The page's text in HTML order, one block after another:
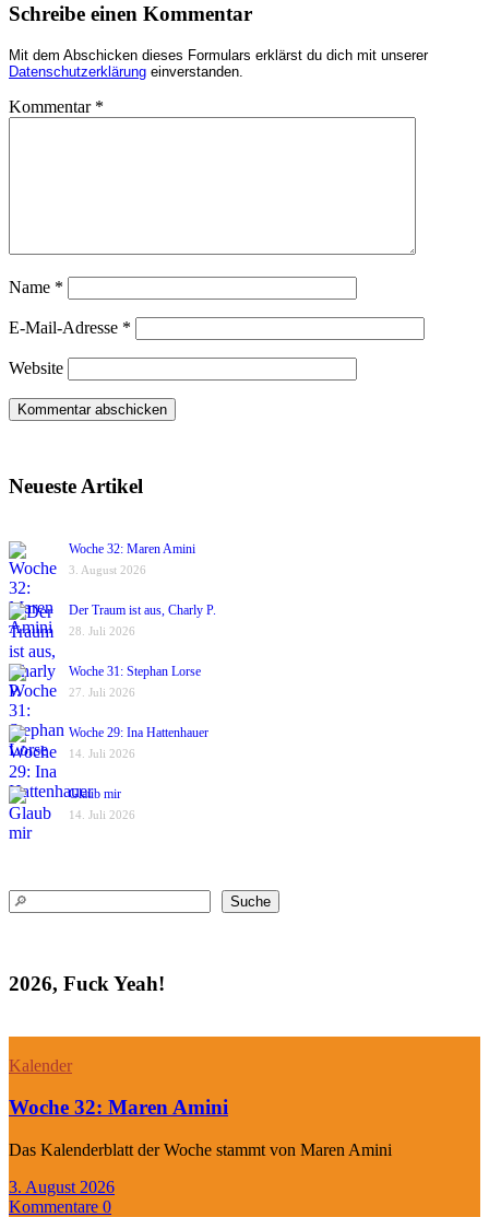
Schreibe einen Kommentar
Mit dem Abschicken dieses Formulars erklärst du dich mit unserer
Datenschutzerklärung einverstanden.
Kommentar *
Name *
E-Mail-Adresse *
Website
Neueste Artikel
Woche 32: Maren Amini
3. August 2026
Der Traum ist aus, Charly P.
28. Juli 2026
Woche 31: Stephan Lorse
27. Juli 2026
Woche 29: Ina Hattenhauer
14. Juli 2026
Glaub mir
14. Juli 2026
Suchen Suche
2026, Fuck Yeah!
Kalender
Woche 32: Maren Amini
Das Kalenderblatt der Woche stammt von Maren Amini
3. August 2026
Kommentare 0